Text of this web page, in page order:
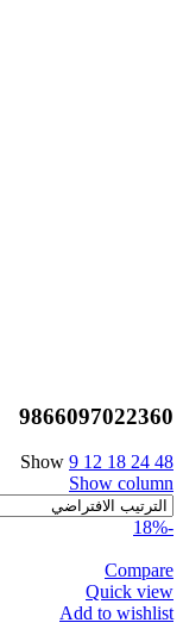
9866097022360
Show 9 12 18 24 48
Show column
-18%
Compare
Quick view
Add to wishlist